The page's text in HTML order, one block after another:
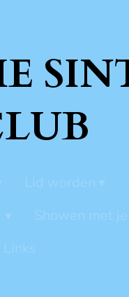
Lid worden
Showen met
Links